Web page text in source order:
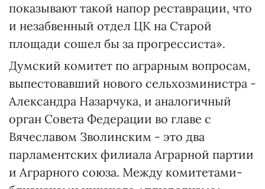
показывают такой напор реставрации, что
и незабвенный отдел ЦК на Старой
площади сошел бы за прогрессиста».
Думский комитет по аграрным вопросам,
выпестовавший нового сельхозминистра -
Александра Назарчука, и аналогичный
орган Совета Федерации во главе с
Вячеславом Зволинским - это два
парламентских филиала Аграрной партии
и Аграрного союза. Между комитетами-